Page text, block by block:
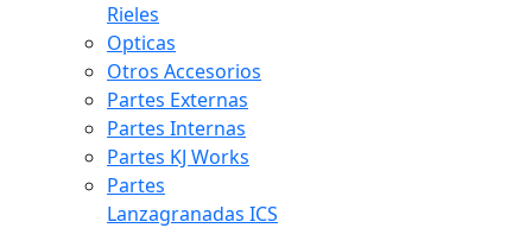
Rieles
Opticas
Otros Accesorios
Partes Externas
Partes Internas
Partes KJ Works
Partes
Lanzagranadas ICS